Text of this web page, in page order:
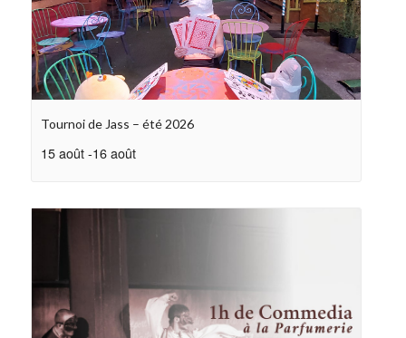
Tournoi de Jass – été 2026
15 août -16 août